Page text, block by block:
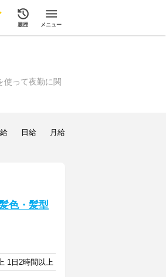
履歴 メニュー
使って夜勤に関
日給 月給
色・髪型
1日2時間以上